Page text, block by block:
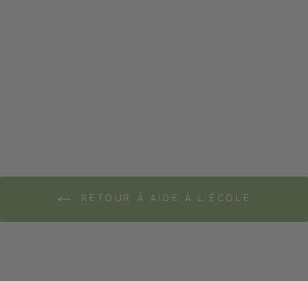
RETOUR À AIDE À L'ÉCOLE